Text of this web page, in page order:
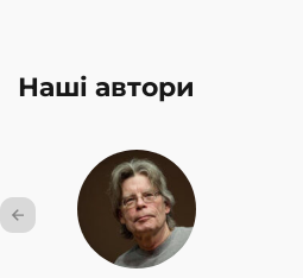
Наші автори